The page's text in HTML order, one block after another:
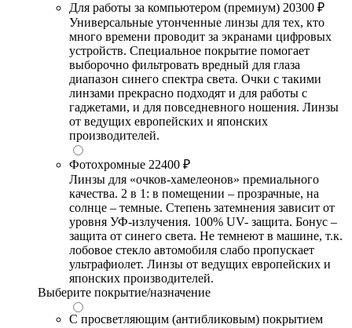
Для работы за компьютером (премиум) 20300 ₽
Универсальные утонченные линзы для тех, кто
много времени проводит за экранами цифровых
устройств. Специальное покрытие помогает
выборочно фильтровать вредный для глаза
диапазон синего спектра света. Очки с такими
линзами прекрасно подходят и для работы с
гаджетами, и для повседневного ношения. Линзы
от ведущих европейских и японских
производителей.
Фотохромные 22400 ₽
Линзы для «очков-хамелеонов» премиального
качества. 2 в 1: в помещении – прозрачные, на
солнце – темные. Степень затемнения зависит от
уровня УФ-излучения. 100% UV- защита. Бонус –
защита от синего света. Не темнеют в машине, т.к.
лобовое стекло автомобиля слабо пропускает
ультрафиолет. Линзы от ведущих европейских и
японских производителей.
Выберите покрытие/назначение
С просветляющим (антибликовым) покрытием